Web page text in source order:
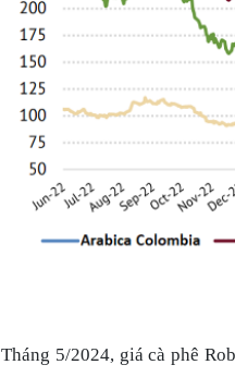
Tháng 5/2024, giá cà phê